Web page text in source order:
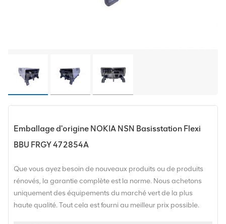
Emballage d'origine NOKIA NSN Basisstation Flexi
BBU FRGY 472854A
Que vous ayez besoin de nouveaux produits ou de produits
rénovés, la garantie complète est la norme. Nous achetons
uniquement des équipements du marché vert de la plus
haute qualité. Tout cela est fourni au meilleur prix possible.